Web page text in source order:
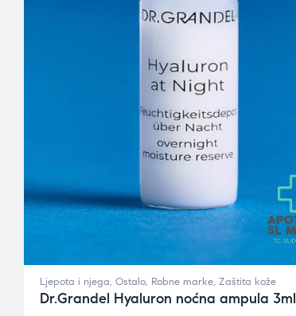
Ljepota i njega, Ostalo, Robne marke, Zaštita kože
Dr.Grandel Hyaluron noćna ampula 3ml